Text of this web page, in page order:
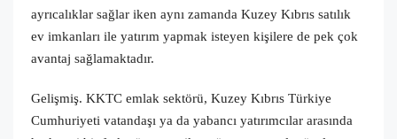
ayrıcalıklar sağlar iken aynı zamanda Kuzey Kıbrıs satılık
ev imkanları ile yatırım yapmak isteyen kişilere de pek çok
avantaj sağlamaktadır.
Gelişmiş. KKTC emlak sektörü, Kuzey Kıbrıs Türkiye
Cumhuriyeti vatandaşı ya da yabancı yatırımcılar arasında